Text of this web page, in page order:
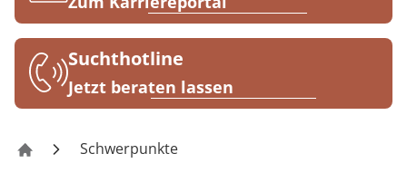
Karriere
Suchthotline
Jetzt beraten lassen
Psychotherapeutische Klinik Bad Liebenwerda
Schwerpunkte